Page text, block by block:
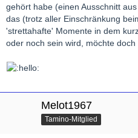
gehört habe (einen Ausschnitt
das (trotz aller Einschränkung
'strettahafte' Momente in dem
oder noch sein wird, möchte doch
Melot1967
Tamino-Mitglied